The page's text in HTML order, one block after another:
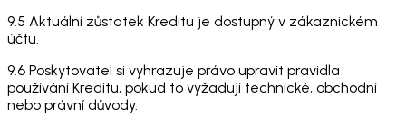
9.5 Aktuální zůstatek Kreditu je dostupný v zákaznickém
účtu.
9.6 Poskytovatel si vyhrazuje právo upravit pravidla
používání Kreditu, pokud to vyžadují technické, obchodní
nebo právní důvody.